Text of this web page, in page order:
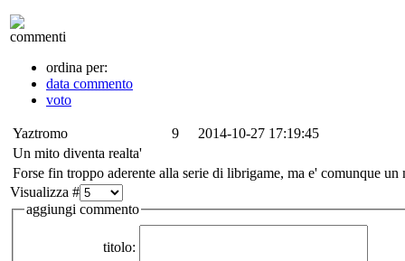
commenti
ordina per:
data commento
voto
Yaztromo 9
2014-10-27 17:19:45
Un mito diventa realta'
Forse fin troppo aderente alla serie di librigame, ma e' comunque
Visualizza #
aggiungi commento
titolo: